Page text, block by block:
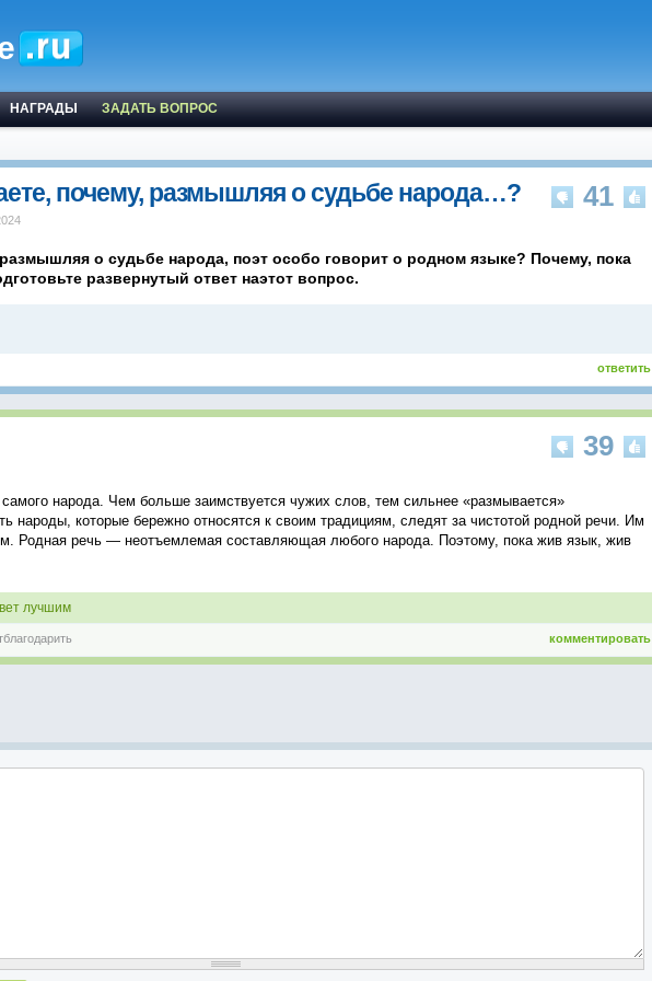
НАГРАДЫ ЗАДАТЬ ВОПРОС
41
почему, размышляя о судьбе народа…?
о судьбе народа, поэт особо говорит о родном языке? Почему, пока
развернутый ответ наэтот вопрос.
ответить
39
народа. Чем больше заимствуется чужих слов, тем сильнее «размывается»
народы, которые бережно относятся к своим традициям, следят за чистотой родной речи. Им
Родная речь — неотъемлемая составляющая любого народа. Поэтому, пока жив язык, жив
лучшим
комментировать